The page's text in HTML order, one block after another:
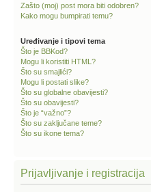
Zašto (moj) post mora biti odobren?
Kako mogu bumpirati temu?
Uređivanje i tipovi tema
Što je BBKod?
Mogu li koristiti HTML?
Što su smajlići?
Mogu li postati slike?
Što su globalne obavijesti?
Što su obavijesti?
Što je “važno”?
Što su zaključane teme?
Što su ikone tema?
Prijavljivanje i registracija